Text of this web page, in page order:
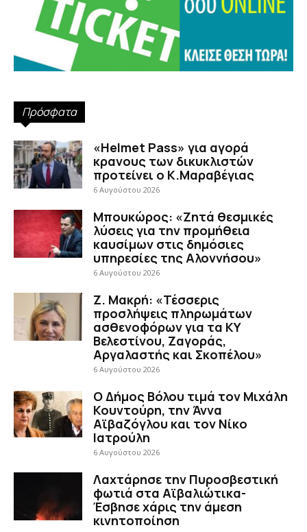
Πρόσφατα
«Helmet Pass» για αγορά
κρανους των δικυκλιστών
προτείνει ο Κ.Μαραβέγιας
6 Αυγούστου 2026
Μπουκώρος: «Ζητά θεσμικές
λύσεις για την προμήθεια
καυσίμων στις δημόσιες
υπηρεσίες της Αλοννήσου»
6 Αυγούστου 2026
Ζ. Μακρή: «Τέσσερις
προσλήψεις πληρωμάτων
ασθενοφόρων για τα ΚΥ
Βελεστίνου, Ζαγοράς,
Αργαλαστής και Σκοπέλου»
6 Αυγούστου 2026
Ο Δήμος Βόλου τιμά τον Μιχάλη
Κουντούρη, την Άννα
Αϊβαζόγλου και τον Νίκο
Ιατρούλη
6 Αυγούστου 2026
Λαχτάρησε την Πυροσβεστική
φωτιά στα Αϊβαλιώτικα-
Έσβησε χάρις την άμεση
κινητοποίηση